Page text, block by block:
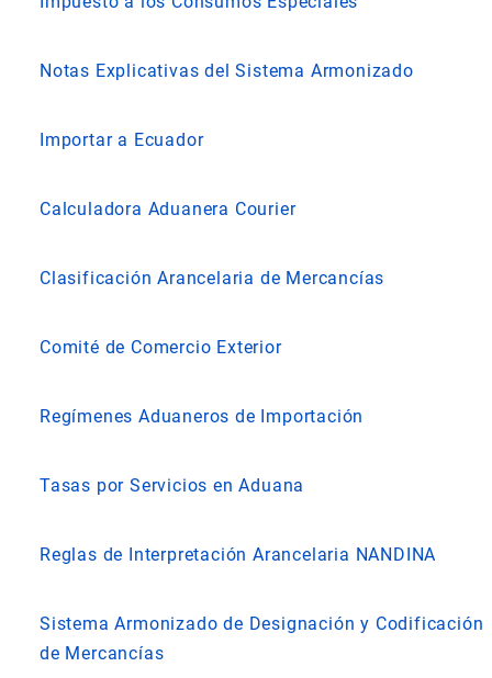
Notas Explicativas del Sistema Armonizado
Importar a Ecuador
Calculadora Aduanera Courier
Clasificación Arancelaria de Mercancías
Comité de Comercio Exterior
Regímenes Aduaneros de Importación
Tasas por Servicios en Aduana
Reglas de Interpretación Arancelaria NANDINA
Sistema Armonizado de Designación y Codificación
de Mercancías